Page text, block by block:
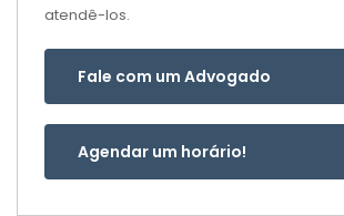
atendê-los.
Fale com um Advogado
Agendar um horário!